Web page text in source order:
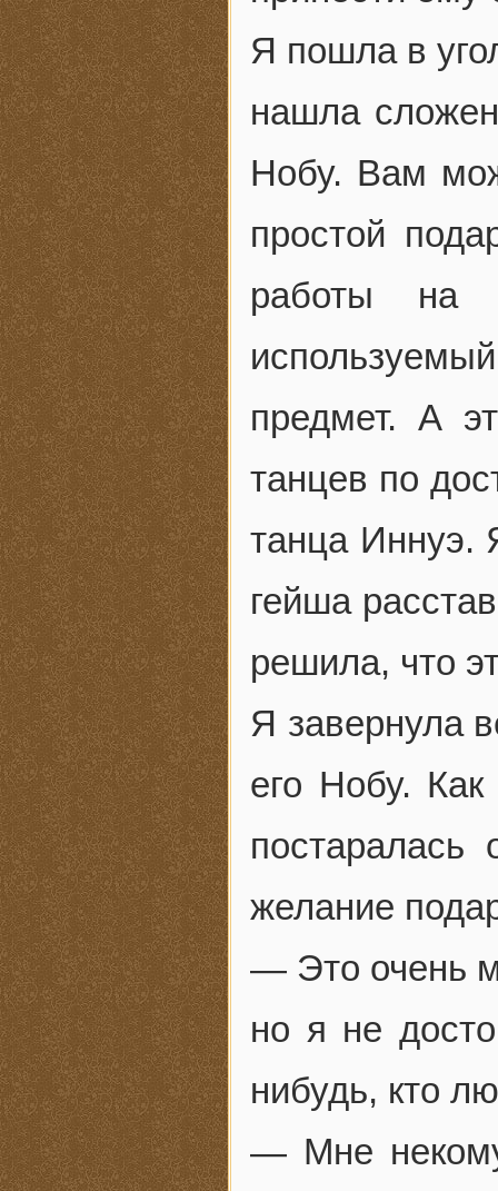
Я пошла в
нашла
Нобу. Вам
простой
работы на
предмет. А
танцев по
танца Иннуэ.
гейша
решила, что
Я завернула
его Нобу.
постаралась
желание
— Это очень
но я не
нибудь, кто
— Мне